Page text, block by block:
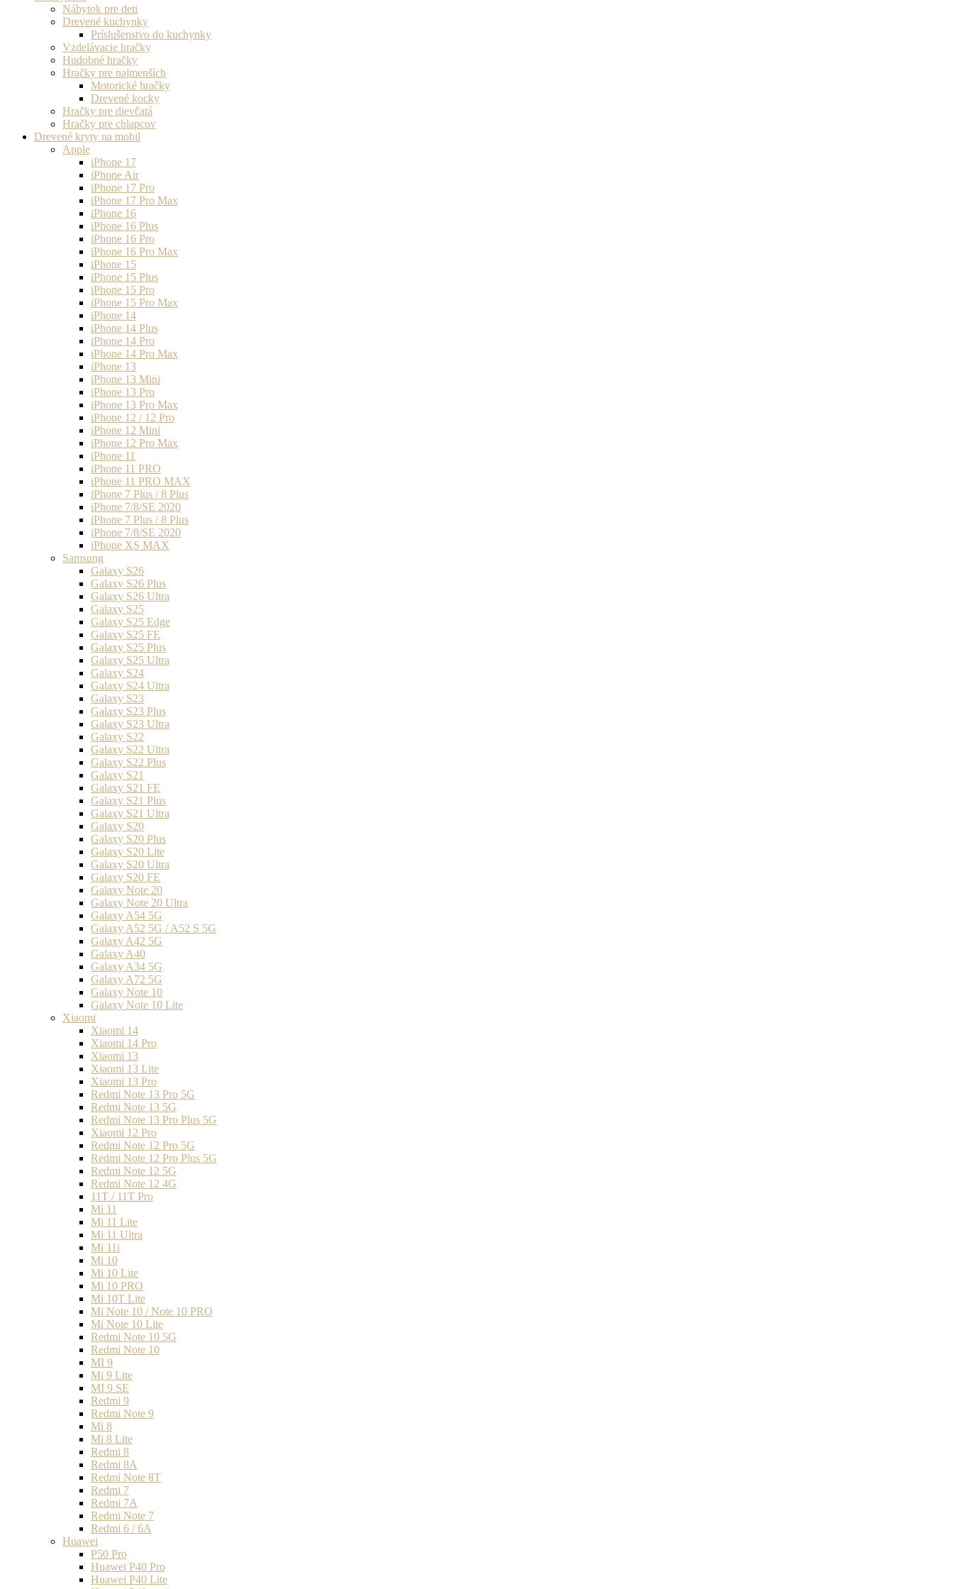
Nábytok pre deti
Drevené kuchynky
Príslušenstvo do kuchynky
Vzdelávacie hračky
Hudobné hračky
Hračky pre najmenších
Motorické hračky
Drevené kocky
Hračky pre dievčatá
Hračky pre chlapcov
Drevené kryty na mobil
Apple
iPhone 17
iPhone Air
iPhone 17 Pro
iPhone 17 Pro Max
iPhone 16
iPhone 16 Plus
iPhone 16 Pro
iPhone 16 Pro Max
iPhone 15
iPhone 15 Plus
iPhone 15 Pro
iPhone 15 Pro Max
iPhone 14
iPhone 14 Plus
iPhone 14 Pro
iPhone 14 Pro Max
iPhone 13
iPhone 13 Mini
iPhone 13 Pro
iPhone 13 Pro Max
iPhone 12 / 12 Pro
iPhone 12 Mini
iPhone 12 Pro Max
iPhone 11
iPhone 11 PRO
iPhone 11 PRO MAX
iPhone 7 Plus / 8 Plus
iPhone 7/8/SE 2020
iPhone 7 Plus / 8 Plus
iPhone 7/8/SE 2020
iPhone XS MAX
Samsung
Galaxy S26
Galaxy S26 Plus
Galaxy S26 Ultra
Galaxy S25
Galaxy S25 Edge
Galaxy S25 FE
Galaxy S25 Plus
Galaxy S25 Ultra
Galaxy S24
Galaxy S24 Ultra
Galaxy S23
Galaxy S23 Plus
Galaxy S23 Ultra
Galaxy S22
Galaxy S22 Ultra
Galaxy S22 Plus
Galaxy S21
Galaxy S21 FE
Galaxy S21 Plus
Galaxy S21 Ultra
Galaxy S20
Galaxy S20 Plus
Galaxy S20 Lite
Galaxy S20 Ultra
Galaxy S20 FE
Galaxy Note 20
Galaxy Note 20 Ultra
Galaxy A54 5G
Galaxy A52 5G / A52 S 5G
Galaxy A42 5G
Galaxy A40
Galaxy A34 5G
Galaxy A72 5G
Galaxy Note 10
Galaxy Note 10 Lite
Xiaomi
Xiaomi 14
Xiaomi 14 Pro
Xiaomi 13
Xiaomi 13 Lite
Xiaomi 13 Pro
Redmi Note 13 Pro 5G
Redmi Note 13 5G
Redmi Note 13 Pro Plus 5G
Xiaomi 12 Pro
Redmi Note 12 Pro 5G
Redmi Note 12 Pro Plus 5G
Redmi Note 12 5G
Redmi Note 12 4G
11T / 11T Pro
Mi 11
Mi 11 Lite
Mi 11 Ultra
Mi 11i
Mi 10
Mi 10 Lite
Mi 10 PRO
Mi 10T Lite
Mi Note 10 / Note 10 PRO
Mi Note 10 Lite
Redmi Note 10 5G
Redmi Note 10
MI 9
Mi 9 Lite
MI 9 SE
Redmi 9
Redmi Note 9
Mi 8
Mi 8 Lite
Redmi 8
Redmi 8A
Redmi Note 8T
Redmi 7
Redmi 7A
Redmi Note 7
Redmi 6 / 6A
Huawei
P50 Pro
Huawei P40 Pro
Huawei P40 Lite